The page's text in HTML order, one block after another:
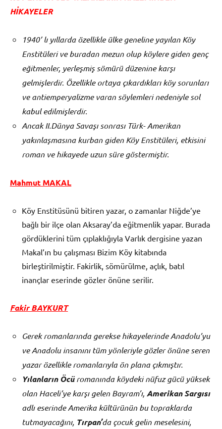
HİKAYELER
1940’ lı yıllarda özellikle ülke geneline yayılan Köy
Enstitüleri ve buradan mezun olup köylere giden genç
eğitmenler, yerleşmiş sömürü düzenine karşı
gelmişlerdir. Özellikle ortaya çıkardıkları köy sorunları
ve antiemperyalizme varan söylemleri nedeniyle sol
kabul edilmişlerdir.
Ancak II.Dünya Savaşı sonrası Türk- Amerikan
yakınlaşmasına kurban giden Köy Enstitüleri, etkisini
roman ve hikayede uzun süre göstermiştir.
Mahmut MAKAL
Köy Enstitüsünü bitiren yazar, o zamanlar Niğde’ye
bağlı bir ilçe olan Aksaray’da eğitmenlik yapar. Burada
gördüklerini tüm çıplaklığıyla Varlık dergisine yazan
Makal’ın bu çalışması Bizim Köy kitabında
birleştirilmiştir. Fakirlik, sömürülme, açlık, batıl
inançlar eserinde gözler önüne serilir.
Fakir BAYKURT
Gerek romanlarında gerekse hikayelerinde Anadolu’yu
ve Anadolu insanını tüm yönleriyle gözler önüne seren
yazar özellikle romanlarıyla ön plana çıkmıştır.
Yılanların Öcüromanında köydeki nüfuz gücü yüksek
olan Haceli’ye karşı gelen Bayram’ı, Amerikan Sargısı
adlı eserinde Amerika kültürünün bu topraklarda
tutmayacağını, Tırpan’da çocuk gelin meselesini,